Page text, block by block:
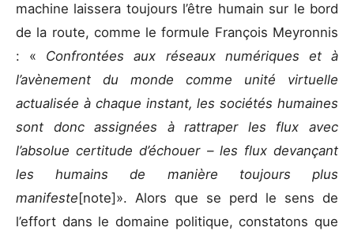
machine laissera toujours l’être humain sur le bord
de la route, comme le formule François Meyronnis
: « Confrontées aux réseaux numériques et à
l’avènement du monde comme unité virtuelle
actualisée à chaque instant, les sociétés humaines
sont donc assignées à rattraper les flux avec
l’absolue certitude d’échouer – les flux devançant
les humains de manière toujours plus
manifeste[note]». Alors que se perd le sens de
l’effort dans le domaine politique, constatons que